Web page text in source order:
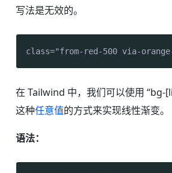
写法是无效的。
class="from-red-500 via-
在 Tailwind 中，我们可以使用
这种任意值的方式来实现线性渐变。
语法：